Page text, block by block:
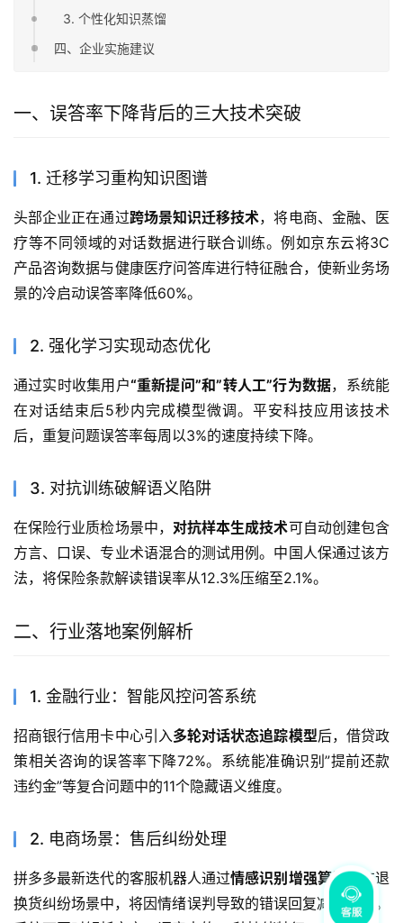
3. 个性化知识蒸馏
四、企业实施建议
一、误答率下降背后的三大技术突破
1. 迁移学习重构知识图谱
头部企业正在通过跨场景知识迁移技术，将电商、金融、医
疗等不同领域的对话数据进行联合训练。例如京东云将3C
产品咨询数据与健康医疗问答库进行特征融合，使新业务场
景的冷启动误答率降低60%。
2. 强化学习实现动态优化
通过实时收集用户“重新提问”和”转人工”行为数据，系统能
在对话结束后5秒内完成模型微调。平安科技应用该技术
后，重复问题误答率每周以3%的速度持续下降。
3. 对抗训练破解语义陷阱
在保险行业质检场景中， 对抗样本生成技术可自动创建包含
方言、口误、专业术语混合的测试用例。中国人保通过该方
法，将保险条款解读错误率从12.3%压缩至2.1%。
二、行业落地案例解析
1. 金融行业：智能风控问答系统
招商银行信用卡中心引入多轮对话状态追踪模型后，借贷政
策相关咨询的误答率下降72%。系统能准确识别”提前还款
违约金”等复合问题中的11个隐藏语义维度。
2. 电商场景：售后纠纷处理
拼多多最新迭代的客服机器人通过情感识别增强算法，在退
换货纠纷场景中，将因情绪误判导致的错误回复减少89%。